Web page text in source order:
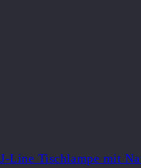
J-Line Tischlampe mit